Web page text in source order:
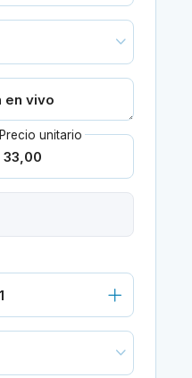
Precio unitario